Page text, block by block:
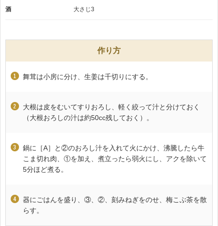
酒 大さじ3
作り方
舞茸は小房に分け、生姜は千切りにする。
大根は皮をむいてすりおろし、軽く絞って汁と分けておく
（大根おろしの汁は約50cc残しておく）。
鍋に［A］と②のおろし汁を入れて火にかけ、沸騰したら牛
こま切れ肉、①を加え、煮立ったら弱火にし、アクを除いて
5分ほど煮る。
器にごはんを盛り、③、②、刻みねぎをのせ、梅こぶ茶を散
らす。